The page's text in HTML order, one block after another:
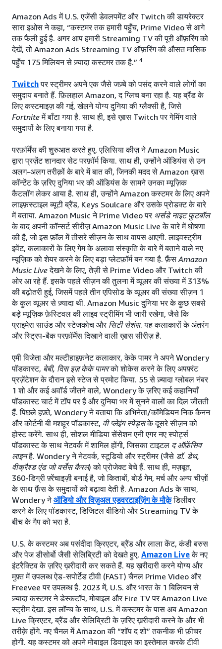
Amazon Ads में U.S. एजेंसी डेवलपमेंट और Twitch की डायरेक्टर
सारा इओस ने कहा, “कस्टमर तक हमारी पहुँच, Prime Video से आगे
तक फैली हुई है. अगर आप हमारी Streaming TV की पूरी ऑफ़रिंग को
देखें, तो Amazon Ads Streaming TV ऑफ़रिंग की औसत मासिक
पहुँच 175 मिलियन से ज़्यादा कस्टमर तक है.” 4
Twitchपर स्ट्रीमर अपने एक जैसे जज़्बे को पसंद करने वाले लोगों का
समुदाय बनाते हैं. फ़िलहाल Amazon, द ग्लिच बना रहा है. यह ब्रैंड के
लिए कस्टमाइज़ की गई, खेलने योग्य दुनिया की ग्लैक्सी है, जिसे
Fortniteमें बाँटा गया है. साथ ही, इसे ख़ास Twitch पर गेमिंग वाले
समुदायों के लिए बनाया गया है.
परफ़ॉर्मेंस की शुरुआत करते हुए, एलिसिया कीज़ ने Amazon Music
द्वारा प्रज़ेंट शानदार सेट परफ़ॉर्म किया. साथ ही, उन्होंने ऑडियंस से उन
अलग-अलग तरीक़ों के बारे में बात की, जिनकी मदद से Amazon ख़ास
कॉन्टेंट के ज़रिए दुनिया भर की ऑडियंस के सामने उनका म्यूज़िक
कैटलॉग लेकर आया है. साथ ही, उन्होंने Amazon कस्टमर के लिए अपने
लाइफ़स्टाइल ब्यूटी ब्रैंड, Keys Soulcare और उसके प्रोडक्ट के बारे
में बताया. Amazon Music ने Prime Video पर थर्सडे नाइट फ़ुटबॉल
के बाद अपनी कॉन्सर्ट सीरीज़ Amazon Music Live के बारे में घोषणा
की है, जो इस फ़ॉल में तीसरे सीज़न के साथ वापस आएगी. लाइवस्ट्रीम
इवेंट, कलाकारों के लिए गेम के अलावा संस्कृति के बारे में बताने वाले नए
म्यूज़िक को शेयर करने के लिए बड़ा प्लेटफ़ॉर्म बन गया है. फ़ैंसAmazon
Music Liveदेखने के लिए, तेज़ी से Prime Video और Twitch की
ओर आ रहे हैं. इसके पहले सीज़न की तुलना में व्यूअर की संख्या में 313%
की बढ़ोतरी हुई, जिसमें पहले तीन एपिसोड के व्यूअर की संख्या सीज़न 1
के कुल व्यूअर से ज़्यादा थी. Amazon Music दुनिया भर के कुछ सबसे
बड़े म्यूज़िक फ़ेस्टिवल की लाइव स्ट्रीमिंग भी जारी रखेगा, जैसे कि
प्राइमेरा साउंड और स्टेजकोच और सिटी सेशंस. यह कलाकारों के अंतरंग
और स्ट्रिप-बैक परफ़ॉर्मेंस दिखाने वाली ख़ास सीरीज़ है.
एमी विजेता और मल्टीहाइफ़नेट कलाकार, केके पामर ने अपने Wondery
पॉडकास्ट, बेबी, दिस इज़ केके पामरको शोकेस करने के लिए अपफ़्रंट
प्रज़ेंटेशन के दौरान इसे स्टेज से प्रमोट किया. 55 से ज़्यादा ग्लोबल नंबर
1 शो और कई अवॉर्ड जीतने वाले, Wondery के ज़रिए कई कहानियाँ
पॉडकास्ट चार्ट में टॉप पर हैं और दुनिया भर में सुनने वालों का दिल जीतती
हैं. पिछले हफ़्ते, Wondery ने बताया कि अभिनेता/कॉमेडियन निक कैनन
और कोर्टनी बी मशहूर पॉडकास्ट, वी प्लेइंग स्पेड्सके दूसरे सीज़न को
होस्ट करेंगे. साथ ही, सोशल मीडिया सेंसेशन एनी एगर नए स्पोर्ट्स
पॉडकास्ट के साथ नेटवर्क में शामिल होंगी, जिसका टाइटल द ऑफ़ेंसिव
लाइनहै. Wondery ने नेटवर्क, स्टूडियो और स्ट्रीमर (जैसे डॉ. डेथ,
वीक्रैश्ड एंड जो वर्सेस कैरल) को प्रोजेक्ट बेचे हैं. साथ ही, मज़बूत,
360-डिग्री फ़्रेंचाइज़ी बनाई है, जो किताबों, बोर्ड गेम, मर्च और अन्य चीज़ों
के साथ फ़ैंस के समुदायों को बढ़ावा देती है. Amazon Ads के साथ,
Wondery नेऑडियो और विज़ुअल एडवरटाइज़िंग के मौक़ेडिलीवर
करने के लिए पॉडकास्ट, डिजिटल वीडियो और Streaming TV के
बीच के गैप को भरा है.
U.S. के कस्टमर अब पसंदीदा क्रिएटर, ब्रैंड और लाला केंट, कंडी बरुस
और पेज डीसोर्बो जैसी सेलिब्रिटी को देखते हुए, Amazon Liveके नए
इंटरैक्टिव के ज़रिए ख़रीदारी कर सकते हैं. यह ख़रीदारी करने योग्य और
मुफ़्त में उपलब्ध ऐड-सपोर्टेड टीवी (FAST) चैनल Prime Video और
Freevee पर उपलब्ध है. 2023 में, U.S. और भारत के 1 बिलियन से
ज़्यादा कस्टमर ने डेस्कटॉप, मोबाइल और Fire TV पर Amazon Live
स्ट्रीम देखा. इस लॉन्च के साथ, U.S. में कस्टमर के पास अब Amazon
Live क्रिएटर, ब्रैंड और सेलिब्रिटी के ज़रिए ख़रीदारी करने के और भी
तरीक़े होंगे. नए चैनल में Amazon की “शॉप द शो” तकनीक भी फ़ीचर
होगी. यह कस्टमर को अपने मोबाइल डिवाइस का इस्तेमाल करके टीवी